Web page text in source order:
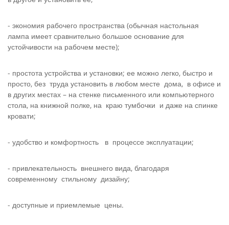
- экономия рабочего пространства (обычная настольная
лампа имеет сравнительно большое основание для
устойчивости на рабочем месте);
- простота устройства и установки; ее можно легко, быстро и
просто, без труда установить в любом месте дома, в офисе и
в других местах – на стенке письменного или компьютерного
стола, на книжной полке, на краю тумбочки и даже на спинке
кровати;
- удобство и комфортность в процессе эксплуатации;
- привлекательность внешнего вида, благодаря
современному стильному дизайну;
- доступные и приемлемые цены.